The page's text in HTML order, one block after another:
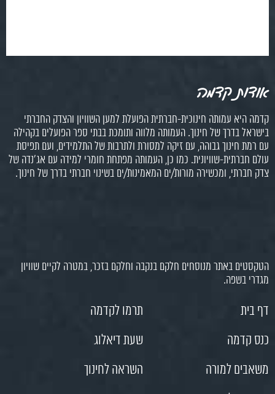
אודות קדמה
קדמה היא עמותה חינוכית-חברתית הפועלת למען השוויון והצדק החברתי
בישראל בדרך של חינוך. העמותה מלווה ותומכת בבתי ספר הפועלים בקהילה
עם רמת חינוך גבוהה, עם זיקה למסורת ולתרבות של התלמידים, ועם תפיסת
עולם חברתית-שוויונית. כמו כן, העמותה מפתחת חומרי למידה עם אג'נדה של
צדק חברתי, ומכשירה מורות/ים המאמינות/ים בשינוי חברתי בדרך של חינוך.
הטקסטים באתר מנוסחים חלקם בנקבה וחלקם בזכר, במטרה לקיים שוויון
מגדרי בשפה.
דף בית
תרמו לקדמה
כנס קדמה
שעת דיאלוג
משאבים למורה
השראה לחינוך